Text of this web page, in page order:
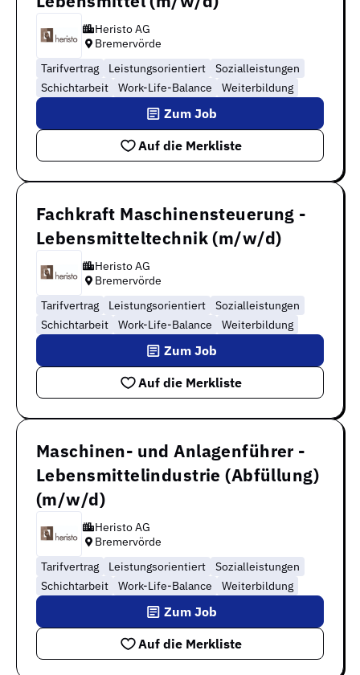
Heristo AG
Bremervörde
Tarifvertrag
Leistungsorientiert
Sozialleistungen
Schichtarbeit
Work-Life-Balance Weiterbildung
Auf die Merkliste
Zum Job
Fachkraft Maschinensteuerung -
Lebensmitteltechnik (m/w/d)
Heristo AG
Bremervörde
Tarifvertrag
Leistungsorientiert
Sozialleistungen
Schichtarbeit
Work-Life-Balance Weiterbildung
Auf die Merkliste
Zum Job
Maschinen- und Anlagenführer -
Lebensmittelindustrie (Abfüllung)
(m/w/d)
Heristo AG
Bremervörde
Tarifvertrag
Leistungsorientiert
Sozialleistungen
Schichtarbeit
Work-Life-Balance Weiterbildung
Auf die Merkliste
Zum Job